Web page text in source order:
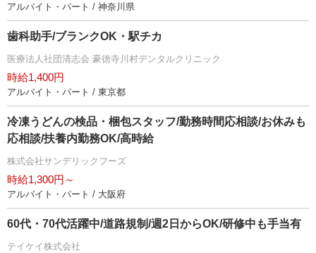
アルバイト・パート / 神奈川県
歯科助手/ブランクOK・駅チカ
医療法人社団清志会 豪徳寺川村デンタルクリニック
時給1,400円
アルバイト・パート / 東京都
冷凍うどんの検品・梱包スタッフ/勤務時間応相談/お休みも
応相談/扶養内勤務OK/高時給
株式会社サンデリックフーズ
時給1,300円～
アルバイト・パート / 大阪府
60代・70代活躍中/道路規制/週2日からOK/研修中も手当有
テイケイ株式会社